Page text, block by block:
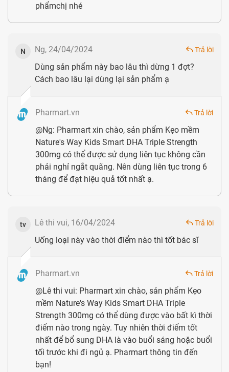
trong những năm đầu đời, trẻ cần được bổ sung DHA
Thành phần chính của kẹo mềm Nature's Way DHA 300 mg
Tác dụng của EPA:EPA còn được biết đến với cái tên
giúp phòng ngừa và điều trị bệnh liên quan đến tim
mạch, ức chế sự đông vón tiểu cầu, giảm và hạn chế
Tại sao mẹ nên chọn Nature's Way DHA 300mg cho bé?
Chứa hàm lượng cao DHA:
với 1 viên kẹo Nature's
Way Kids Smart DHA Triple Strength có chứa 300mg
DHA chiết xuất từ dầu cá tự nhiên giúp bổ sung đầy
đủ theo khuyến cáo của Tổ chức Y tế Thế giới-WHO.
Hương vị thơm ngon
phẩmchị nhé
N Ng, 24/04/2024 Trả lời
Dùng sản phẩm này bao lâu thì dừng 1 đợt?
Cách bao lâu lại dùng lại sản phẩm ạ
Pharmart.vn Trả lời
@Ng: Pharmart xin chào, sản phẩm Kẹo mềm
Nature's Way Kids Smart DHA Triple Strength
300mg có thể được sử dụng liên tục không cần
phải nghỉ ngắt quãng. Nên dùng liên tục trong 6
tháng để đạt hiệu quả tốt nhất ạ.
tv Lê thi vui, 16/04/2024 Trả lời
Uống loại này vào thời điểm nào thì tốt bác sĩ
Pharmart.vn Trả lời
@Lê thi vui: Pharmart xin chào, sản phẩm Kẹo
mềm Nature's Way Kids Smart DHA Triple
Strength 300mg có thể dùng được vào bất kì thời
điểm nào trong ngày. Tuy nhiên thời điểm tốt
nhất để bổ sung DHA là vào buổi sáng hoặc buổi
tối trước khi đi ngủ ạ. Pharmart thông tin đến
bạn!